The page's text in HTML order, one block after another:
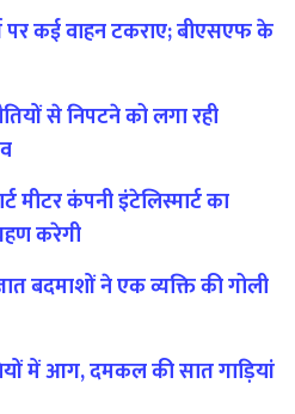
पर कई वाहन टकराए; बीएसएफ के
से निपटने को लगा रही
मीटर कंपनी इंटेलिस्मार्ट का
करेगी
बदमाशों ने एक व्यक्ति की गोली
में आग, दमकल की सात गाड़ियां